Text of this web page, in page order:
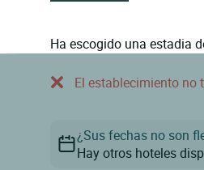
Ha escogido una estadia
El establecimiento no
¿Sus fechas no son
Hay otros hoteles